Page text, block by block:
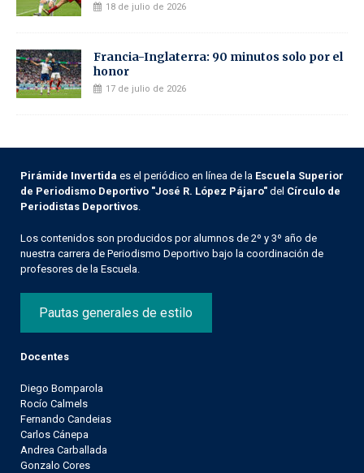
18 de julio de 2026
Francia-Inglaterra: 90 minutos solo por el
honor
17 de julio de 2026
Pirámide Invertida es el periódico en línea de la Escuela Superior
de Periodismo Deportivo "José R. López Pájaro" del Círculo de
Periodistas Deportivos
Los contenidos son producidos por alumnos de 2º y 3º año de
nuestra carrera de Periodismo Deportivo bajo la coordinación de
profesores de la Escuela.
Pautas generales de estilo
Docentes
Diego Bomparola
Rocío Calmels
Fernando Candeias
Carlos Cánepa
Andrea Carballada
Gonzalo Cores